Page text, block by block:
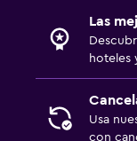
Las
hoteles
Usa
con